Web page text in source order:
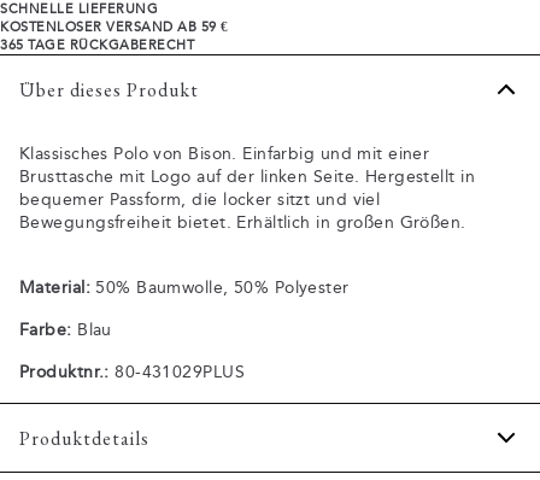
SCHNELLE LIEFERUNG
KOSTENLOSER VERSAND AB 59 €
365 TAGE RÜCKGABERECHT
Über dieses Produkt
Klassisches Polo von Bison. Einfarbig und mit einer
Brusttasche mit Logo auf der linken Seite. Hergestellt in
bequemer Passform, die locker sitzt und viel
Bewegungsfreiheit bietet. Erhältlich in großen Größen.
Material:50% Baumwolle, 50% Polyester
Farbe: Blau
Produktnr.: 80-431029PLUS
Produktdetails